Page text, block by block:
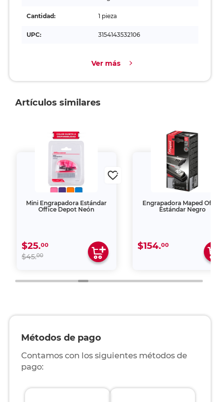
Cantidad: 1 pieza
UPC: 3154143532106
Ver más
Artículos similares
Mini Engrapadora Estándar
Office Depot Neón
$25.00
00
Engrapadora Maped Office
Estándar Negro
$154.00
Métodos de pago
Contamos con los siguientes métodos de
pago: